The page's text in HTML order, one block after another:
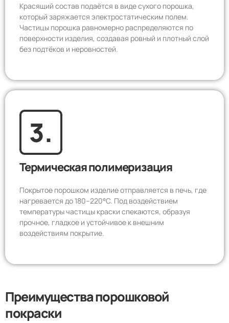
Красящий состав подаётся в виде сухого порошка,
который заряжается электростатическим полем.
Частицы порошка равномерно распределяются по
поверхности изделия, создавая ровный и плотный слой
без подтёков и неровностей.
3.
Термическая полимеризация
Покрытое порошком изделие отправляется в печь, где
нагревается до 180–220°C. Под воздействием
температуры частицы краски спекаются, образуя
прочное, гладкое и устойчивое к внешним
воздействиям покрытие.
Преимущества порошковой
покраски